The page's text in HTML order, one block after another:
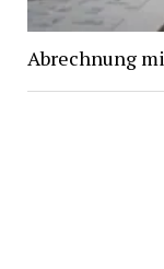
Abrechnung